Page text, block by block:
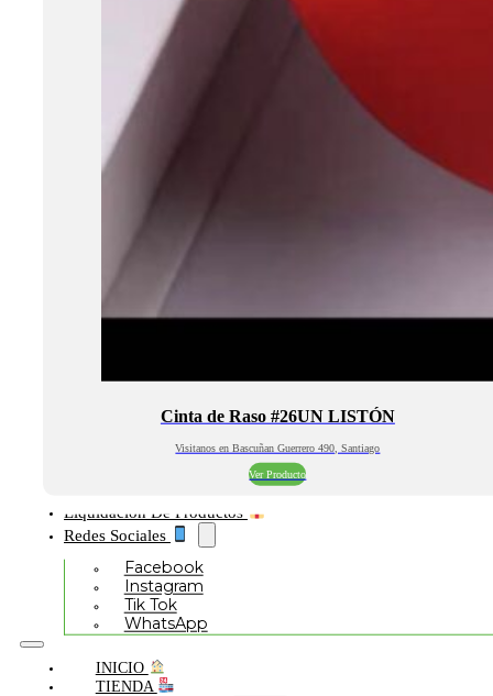
Cinta de Raso #26UN LISTÓN
Visitanos en Bascuñan Guerrero 490, Santiago
Ver Producto
Liquidación De Productos
Redes Sociales
Facebook
Instagram
Tik Tok
WhatsApp
INICIO
TIENDA